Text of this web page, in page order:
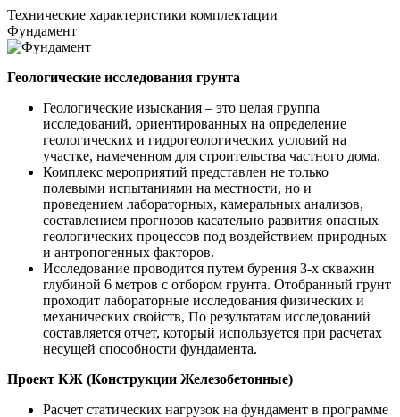
Технические характеристики комплектации
Фундамент
Геологические исследования грунта
Геологические изыскания – это целая группа
исследований, ориентированных на определение
геологических и гидрогеологических условий на
участке, намеченном для строительства частного дома.
Комплекс мероприятий представлен не только
полевыми испытаниями на местности, но и
проведением лабораторных, камеральных анализов,
составлением прогнозов касательно развития опасных
геологических процессов под воздействием природных
и антропогенных факторов.
Исследование проводится путем бурения 3-х скважин
глубиной 6 метров с отбором грунта. Отобранный грунт
проходит лабораторные исследования физических и
механических свойств, По результатам исследований
составляется отчет, который используется при расчетах
несущей способности фундамента.
Проект КЖ (Конструкции Железобетонные)
Расчет статических нагрузок на фундамент в программе